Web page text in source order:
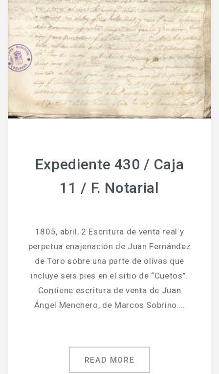
Expediente 430 / Caja
11 / F. Notarial
1805, abril, 2 Escritura de venta real y
perpetua enajenación de Juan Fernández
de Toro sobre una parte de olivas que
incluye seis pies en el sitio de “Cuetos”.
Contiene escritura de venta de Juan
Ángel Menchero, de Marcos Sobrino….
READ MORE